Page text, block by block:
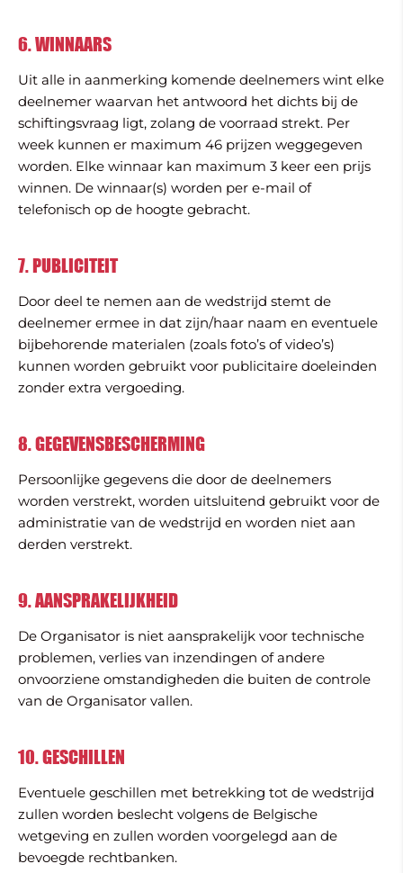
6. WINNAARS
Uit alle in aanmerking komende deelnemers wint elke
deelnemer waarvan het antwoord het dichts bij de
schiftingsvraag ligt, zolang de voorraad strekt. Per
week kunnen er maximum 46 prijzen weggegeven
worden. Elke winnaar kan maximum 3 keer een prijs
winnen. De winnaar(s) worden per e-mail of
telefonisch op de hoogte gebracht.
7. PUBLICITEIT
Door deel te nemen aan de wedstrijd stemt de
deelnemer ermee in dat zijn/haar naam en eventuele
bijbehorende materialen (zoals foto’s of video’s)
kunnen worden gebruikt voor publicitaire doeleinden
zonder extra vergoeding.
8. GEGEVENSBESCHERMING
Persoonlijke gegevens die door de deelnemers
worden verstrekt, worden uitsluitend gebruikt voor de
administratie van de wedstrijd en worden niet aan
derden verstrekt.
9. AANSPRAKELIJKHEID
De Organisator is niet aansprakelijk voor technische
problemen, verlies van inzendingen of andere
onvoorziene omstandigheden die buiten de controle
van de Organisator vallen.
10. GESCHILLEN
Eventuele geschillen met betrekking tot de wedstrijd
zullen worden beslecht volgens de Belgische
wetgeving en zullen worden voorgelegd aan de
bevoegde rechtbanken.